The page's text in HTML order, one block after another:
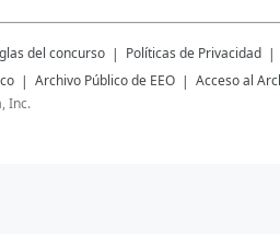
del concurso
Políticas de Privacidad
Archivo Público de EEO
Acceso al
Inc.